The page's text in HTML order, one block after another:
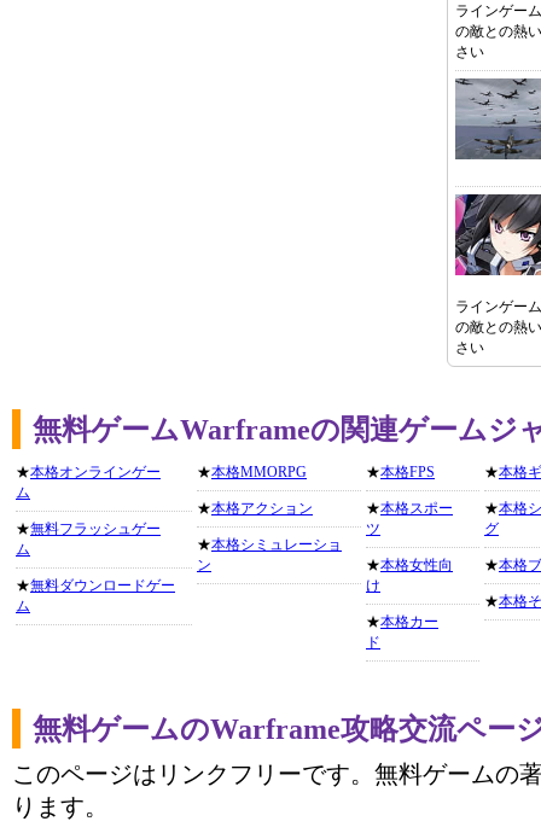
ラインゲー
の敵との熱
さい
ラインゲー
の敵との熱
さい
無料ゲームWarframeの関連ゲームジ
★本格オンラインゲー
ム
★無料フラッシュゲー
ム
★無料ダウンロードゲー
ム
★本格MMORPG
★本格アクション
★本格シミュレーショ
ン
★本格FPS
★本格スポー
ツ
★本格女性向
け
★本格カー
ド
★本格
★本格
グ
★本格
★本格
無料ゲームのWarframe攻略交流ペー
このページはリンクフリーです。無料ゲームの
ります。